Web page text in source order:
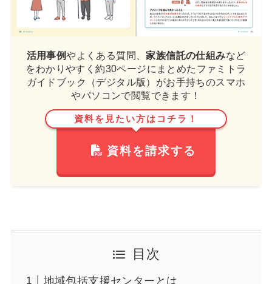
活用事例やよくある質問、家族信託の仕組みなど
をわかりやすく約30ページにまとめたファミトラ
ガイドブック（デジタル版）がお手持ちのスマホ
やパソコンで閲覧できます！
資料を見たい方はコチラ！
資料を請求する
目次
地域包括支援センターとは